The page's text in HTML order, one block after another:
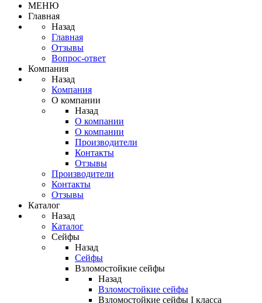
МЕНЮ
Главная
Назад
Главная
Отзывы
Вопрос-ответ
Компания
Назад
Компания
О компании
Назад
О компании
О компании
Производители
Контакты
Отзывы
Производители
Контакты
Отзывы
Каталог
Назад
Каталог
Сейфы
Назад
Сейфы
Взломостойкие сейфы
Назад
Взломостойкие сейфы
Взломостойкие сейфы I класса